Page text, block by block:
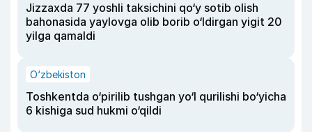
Jizzaxda 77 yoshli taksichini qo‘y sotib olish
bahonasida yaylovga olib borib o‘ldirgan yigit 20
yilga qamaldi
O‘zbekiston
Toshkentda o‘pirilib tushgan yo‘l qurilishi bo‘yicha
6 kishiga sud hukmi o‘qildi